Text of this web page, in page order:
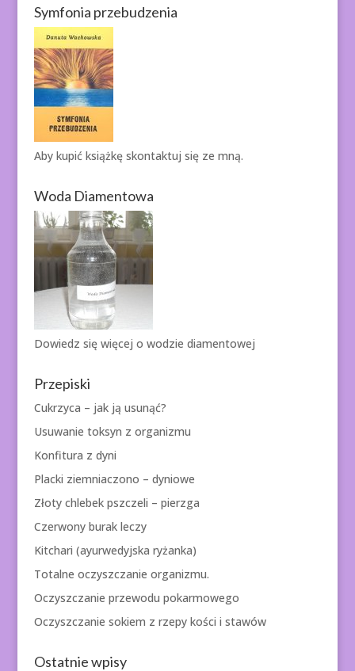
Symfonia przebudzenia
Aby kupić książkę skontaktuj się ze mną.
Woda Diamentowa
Dowiedz się więcej o wodzie diamentowej
Przepiski
Cukrzyca – jak ją usunąć?
Usuwanie toksyn z organizmu
Konfitura z dyni
Placki ziemniaczono – dyniowe
Złoty chlebek pszczeli – pierzga
Czerwony burak leczy
Kitchari (ayurwedyjska ryżanka)
Totalne oczyszczanie organizmu.
Oczyszczanie przewodu pokarmowego
Oczyszczanie sokiem z rzepy kości i stawów
Ostatnie wpisy